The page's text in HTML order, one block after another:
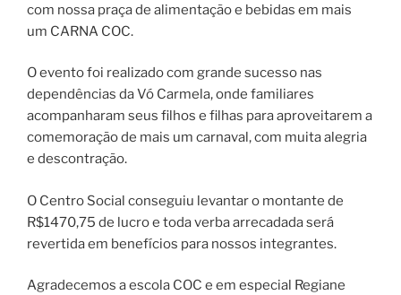
com nossa praça de alimentação e bebidas em mais
um CARNA COC.
O evento foi realizado com grande sucesso nas
dependências da Vó Carmela, onde familiares
acompanharam seus filhos e filhas para aproveitarem a
comemoração de mais um carnaval, com muita alegria
e descontração.
O Centro Social conseguiu levantar o montante de
R$1470,75 de lucro e toda verba arrecadada será
revertida em benefícios para nossos integrantes.
Agradecemos a escola COC e em especial Regiane